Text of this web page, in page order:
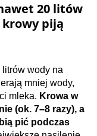
20 litów
piją
wody na
mniej wody,
mleka. Krowa w
(ok. 7–8 razy), a
pić podczas